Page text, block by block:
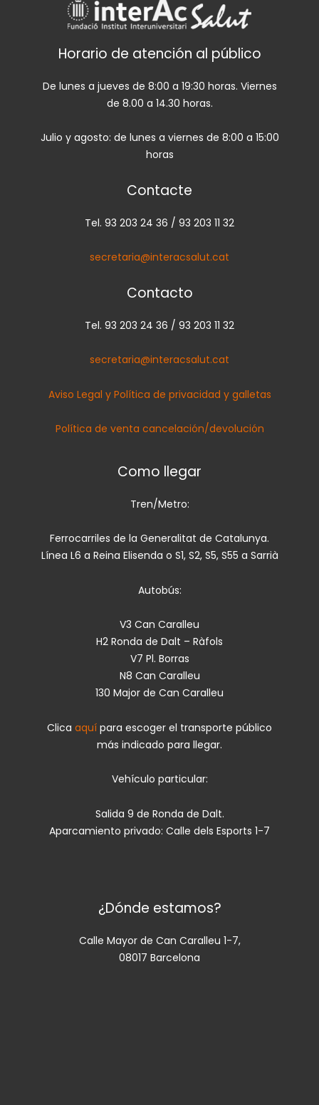
Horario de atención al público
De lunes a jueves de 8:00 a 19:30 horas. Viernes
de 8.00 a 14.30 horas.
Julio y agosto: de lunes a viernes de 8:00 a 15:00
horas
Contacte
Tel. 93 203 24 36 / 93 203 11 32
secretaria@interacsalut.cat
Contacto
Tel. 93 203 24 36 / 93 203 11 32
secretaria@interacsalut.cat
Aviso Legal y Política de privacidad y galletas
Política de venta cancelación/devolución
Como llegar
Tren/Metro:
Ferrocarriles de la Generalitat de Catalunya.
Línea L6 a Reina Elisenda o S1, S2, S5, S55 a Sarrià
Autobús:
V3 Can Caralleu
H2 Ronda de Dalt – Ràfols
V7 Pl. Borras
N8 Can Caralleu
130 Major de Can Caralleu
Clica aquí para escoger el transporte público
más indicado para llegar.
Vehículo particular:
Salida 9 de Ronda de Dalt.
Aparcamiento privado: Calle dels Esports 1-7
¿Dónde estamos?
Calle Mayor de Can Caralleu 1-7,
08017 Barcelona